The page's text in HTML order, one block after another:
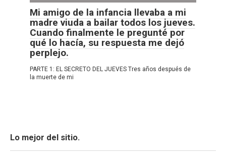
Mi amigo de la infancia llevaba a mi
madre viuda a bailar todos los jueves.
Cuando finalmente le pregunté por
qué lo hacía, su respuesta me dejó
perplejo.
PARTE 1: EL SECRETO DEL JUEVES Tres años después de
la muerte de mi
Lo mejor del sitio.